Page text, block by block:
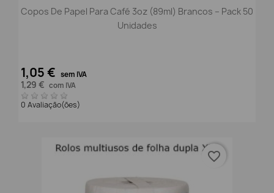
Copos De Papel Para Café 3oz (89ml) Brancos – Pack 50
Unidades
1,05 € sem IVA
1,29 € com IVA
0 Avaliação(ões)
favorite_border